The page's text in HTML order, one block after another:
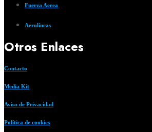
Fuerza Aerea
Aerolíneas
Otros Enlaces
Contacto
Media Kit
Aviso de Privacidad
Política de cookies